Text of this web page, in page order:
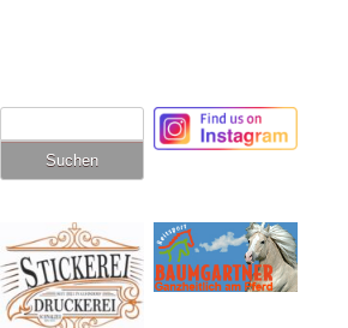
nach: